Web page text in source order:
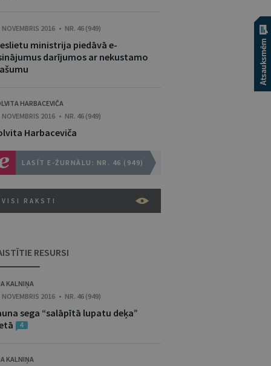
NOVEMBRIS 2016 • NR. 46 (949)
ministrija piedāvā e-
darījumos ar nekustamo
HARBACEVIČA
NOVEMBRIS 2016 • NR. 46 (949)
Harbaceviča
LASĪT E-ŽURNĀLU: NR. 46 (949)
VISI RAKSTI
RESURSI
KALNIŅA
NOVEMBRIS 2016 • NR. 46 (949)
sega “salāpītā lupatu deķa”
4
KALNIŅA